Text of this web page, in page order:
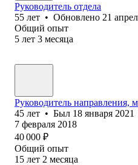
Руководитель отдела
55 лет • Обновлено 21
Общий опыт
5 лет 3 месяца
Руководитель направления,
45 лет • Был 18 января 2021
7 февраля 2018
40 000 ₽
Общий опыт
15 лет 2 месяца